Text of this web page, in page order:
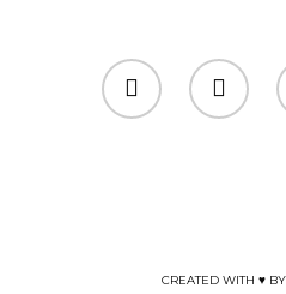
CREATED WITH ♥ BY